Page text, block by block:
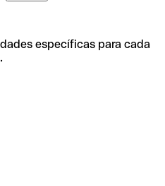
específicas para cada